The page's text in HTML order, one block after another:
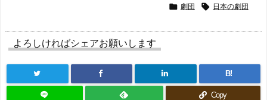
 劇団  日本の劇団
よろしければシェアお願いします
B!
Copy